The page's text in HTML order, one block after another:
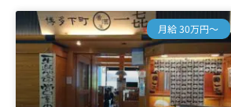
月給 30万円～